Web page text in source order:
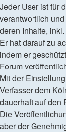
Jeder User ist für
verantwortlich
deren Inhalte,
Er hat darauf zu
indem er
Forum
Mit der
Verfasser dem
dauerhaft auf den
Die
aber der